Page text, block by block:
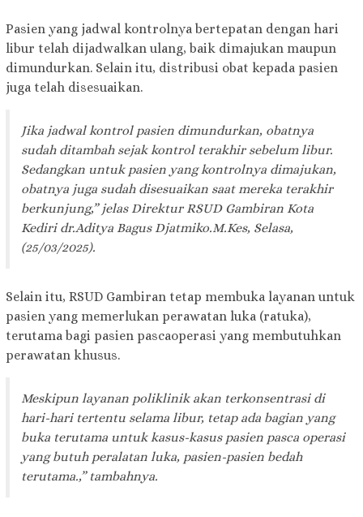
Pasien yang jadwal kontrolnya bertepatan dengan hari
libur telah dijadwalkan ulang, baik dimajukan maupun
dimundurkan. Selain itu, distribusi obat kepada pasien
juga telah disesuaikan.
Jika jadwal kontrol pasien dimundurkan, obatnya
sudah ditambah sejak kontrol terakhir sebelum libur.
Sedangkan untuk pasien yang kontrolnya dimajukan,
obatnya juga sudah disesuaikan saat mereka terakhir
berkunjung,” jelas Direktur RSUD Gambiran Kota
Kediri dr.Aditya Bagus Djatmiko.M.Kes, Selasa,
(25/03/2025).
Selain itu, RSUD Gambiran tetap membuka layanan untuk
pasien yang memerlukan perawatan luka (ratuka),
terutama bagi pasien pascaoperasi yang membutuhkan
perawatan khusus.
Meskipun layanan poliklinik akan terkonsentrasi di
hari-hari tertentu selama libur, tetap ada bagian yang
buka terutama untuk kasus-kasus pasien pasca operasi
yang butuh peralatan luka, pasien-pasien bedah
terutama.,” tambahnya.